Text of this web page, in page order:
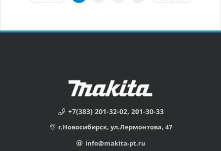
+7(383) 201-32-02, 201-30-33
г.Новосибирск, ул.Лермонтова, 47
info@makita-pt.ru